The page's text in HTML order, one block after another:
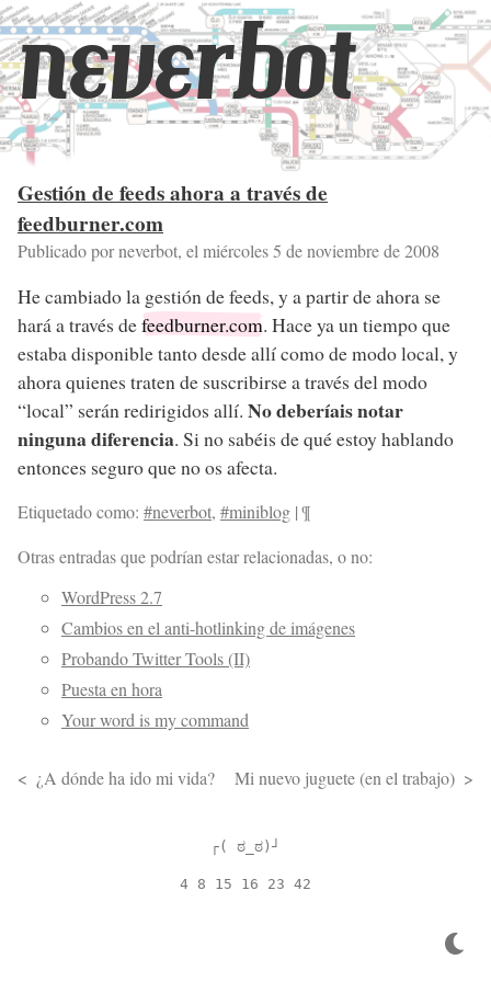
neverbot
Gestión de feeds ahora a través de
feedburner.com
Publicado por neverbot, el miércoles 5 de noviembre de 2008
He cambiado la gestión de feeds, y a partir de ahora se
hará a través defeedburner.com. Hace ya un tiempo que
estaba disponible tanto desde allí como de modo local, y
ahora quienes traten de suscribirse a través del modo
“local” serán redirigidos allí. No deberíais notar
ninguna diferencia. Si no sabéis de qué estoy hablando
entonces seguro que no os afecta.
Etiquetado como: #neverbot, #miniblog |¶
Otras entradas que podrían estar relacionadas, o no:
WordPress 2.7
Cambios en el anti-hotlinking de imágenes
Probando Twitter Tools (II)
Puesta en hora
Your word is my command
¿A dónde ha ido mi vida? Mi nuevo juguete (en el trabajo)
┌( ಠ_ಠ)┘
4 8 15 16 23 42